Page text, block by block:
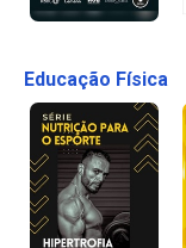
Educação Física